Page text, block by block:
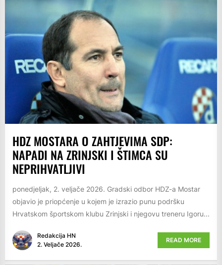
HDZ MOSTARA O ZAHTJEVIMA SDP:
NAPADI NA ZRINJSKI I ŠTIMCA SU
NEPRIHVATLJIVI
ponedjeljak, 2. veljače 2026. Gradski odbor HDZ-a Mostar
objavio je priopćenje u kojem je izrazio punu podršku
Hrvatskom športskom klubu Zrinjski i njegovu treneru Igoru...
Redakcija HN
2. Veljače 2026.
READ MORE